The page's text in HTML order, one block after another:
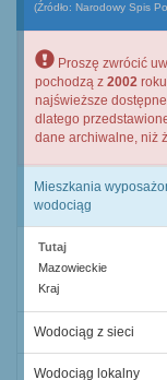
(Źródło: Narodowy Spis
Proszę zwrócić
pochodzą z 2002
najświeższe
dlatego
dane archiwalne, niż
Mieszkania
wodociąg
Tutaj
Mazowieckie
Kraj
Wodociąg z sieci
Wodociąg lokalny